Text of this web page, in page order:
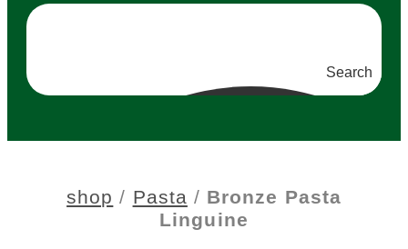
Search
shop / Pasta / Bronze Pasta
Linguine